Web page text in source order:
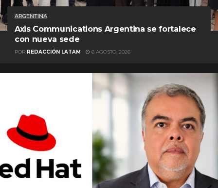
ARGENTINA
Axis Communications Argentina se fortalece
con nueva sede
POR REDACCIÓN LATAM 6 AGOSTO, 2026